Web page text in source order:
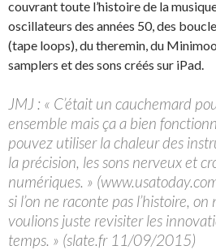
couvrant toute l’histoire de la
oscillateurs des années 50, des
(tape loops), du theremin, du
samplers et des sons créés sur iPad.
JMJ : « C’était un cauchemard
ensemble mais ça a bien
pouvez utiliser la chaleur des
la précision, les sons nerveux et
numériques. »
si l’on ne raconte pas l’histoire,
voulions juste revisiter les
temps. » (slate.fr 11/09/2015)